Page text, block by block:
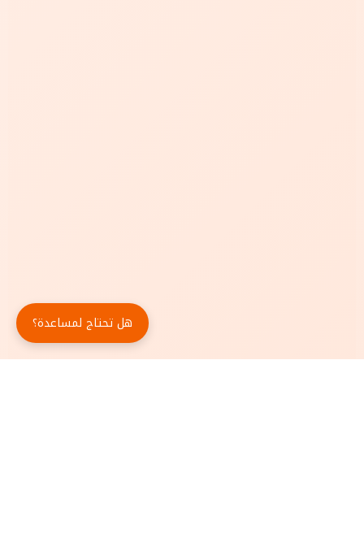
هل تحتاج لمساعدة؟